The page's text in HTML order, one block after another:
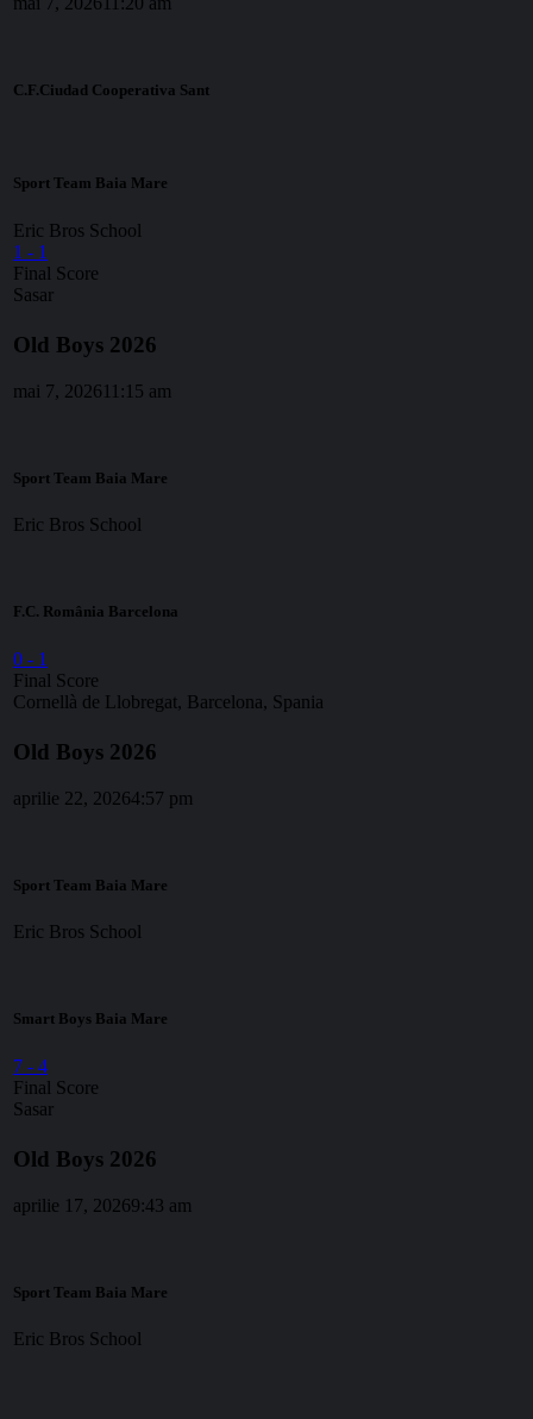
C.F.Ciudad Cooperativa Sant
Sport Team Baia Mare
Eric Bros School
1 - 1
Final Score
Sasar
Old Boys 2026
mai 7, 2026 11:15 am
Sport Team Baia Mare
Eric Bros School
F.C. România Barcelona
0 - 1
Final Score
Cornellà de Llobregat, Barcelona, Spania
Old Boys 2026
aprilie 22, 20264:57 pm
Sport Team Baia Mare
Eric Bros School
Smart Boys Baia Mare
7 - 4
Final Score
Sasar
Old Boys 2026
aprilie 17, 20269:43 am
Sport Team Baia Mare
Eric Bros School